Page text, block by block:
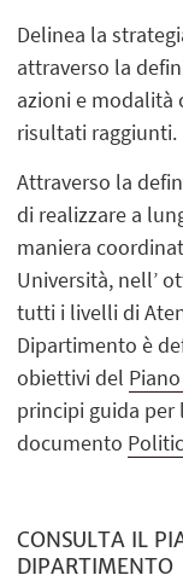
Delinea la
attraverso la
azioni e modalità
risultati raggiunti.
Attraverso la
di realizzare a
maniera
Università, nell’
tutti i livelli di
Dipartimento è
obiettivi del
principi guida per
documento
CONSULTA IL
DIPARTIMENTO